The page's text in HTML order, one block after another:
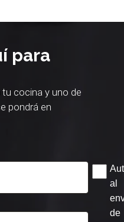
para
cocina y uno de
pondrá en
al
de